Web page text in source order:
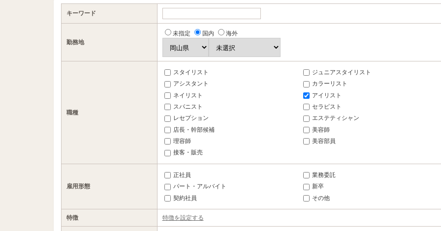
キーワード
勤務地
未指定 国内 海外
職種
スタイリスト
ジュニアスタイリスト
アシスタント
カラーリスト
ネイリスト
アイリスト
スパニスト
セラピスト
レセプション
エステティシャン
店長・幹部候補
美容師
理容師
美容部員
接客・販売
雇用形態
正社員
業務委託
パート・アルバイト
新卒
契約社員
その他
特徴 特徴を設定する